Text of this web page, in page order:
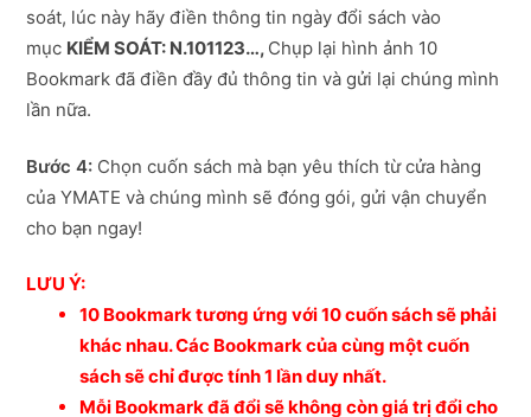
soát, lúc này hãy điền thông tin ngày đổi sách vào
mục KIỂM SOÁT: N.101123…, Chụp lại hình ảnh 10
Bookmark đã điền đầy đủ thông tin và gửi lại chúng mình
lần nữa.
Bước 4: Chọn cuốn sách mà bạn yêu thích từ cửa hàng
của YMATE và chúng mình sẽ đóng gói, gửi vận chuyển
cho bạn ngay!
LƯU Ý:
10 Bookmark tương ứng với 10 cuốn sách sẽ phải
khác nhau. Các Bookmark của cùng một cuốn
sách sẽ chỉ được tính 1 lần duy nhất.
Mỗi Bookmark đã đổi sẽ không còn giá trị đổi cho